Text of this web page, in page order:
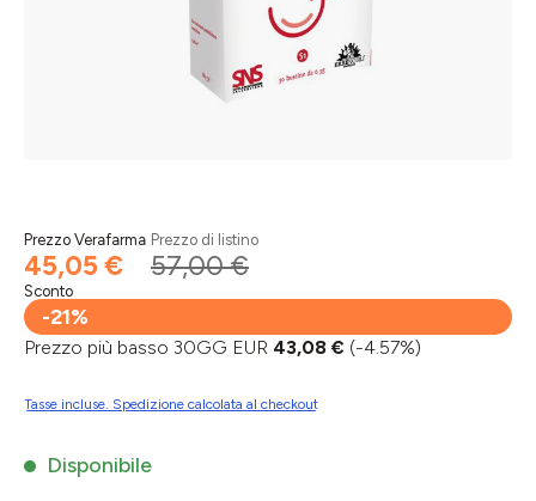
Prezzo Verafarma
45,05 €
Prezzo di listino
57,00 €
Sconto
-21%
Prezzo più basso 30GG EUR 43,08 € (-4.57%)
Tasse incluse. Spedizione calcolata al checkout
Disponibile